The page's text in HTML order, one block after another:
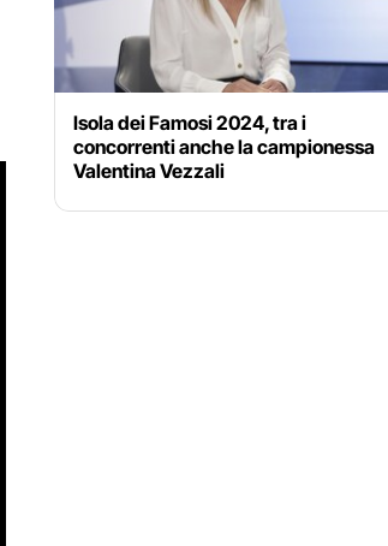
Isola dei Famosi 2024, tra i
concorrenti anche la campionessa
Valentina Vezzali